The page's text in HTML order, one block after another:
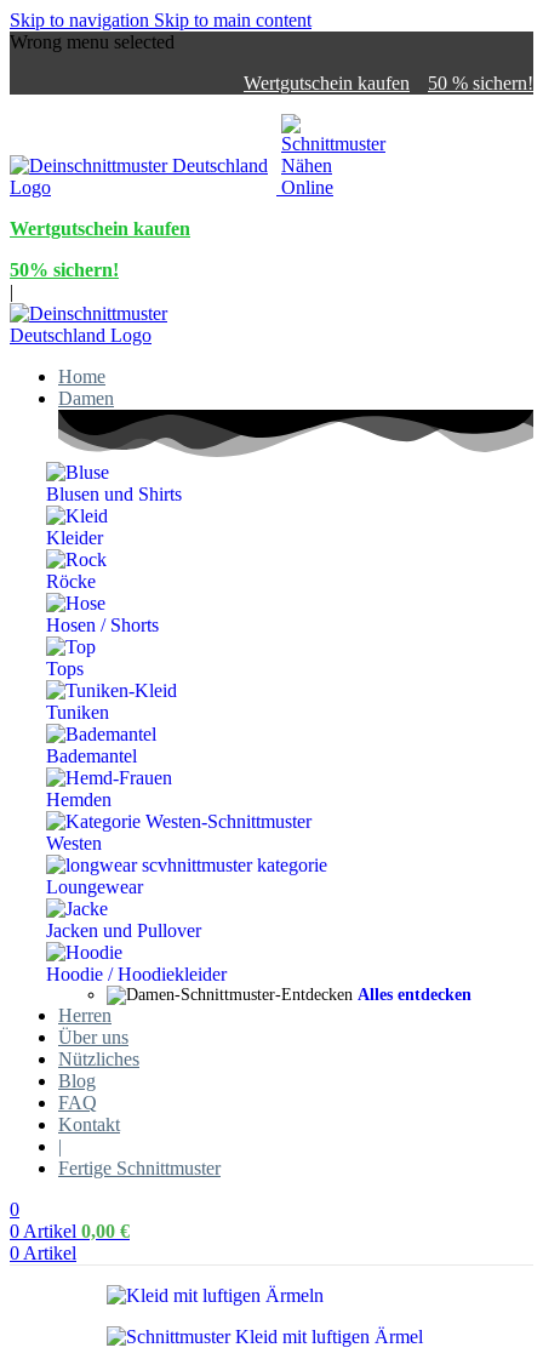
Skip to navigation Skip to main content
Wrong menu selected
Wertgutschein kaufen
50 % sichern!
Wertgutschein kaufen
50% sichern!
|
Home
Damen
Blusen und Shirts
Kleider
Röcke
Hosen / Shorts
Tops
Tuniken
Bademantel
Hemden
Westen
Loungewear
Jacken und Pullover
Hoodie / Hoodiekleider
Alles entdecken
Herren
Über uns
Nützliches
Blog
FAQ
Kontakt
|
Fertige Schnittmuster
0
0 Artikel 0,00 €
0 Artikel